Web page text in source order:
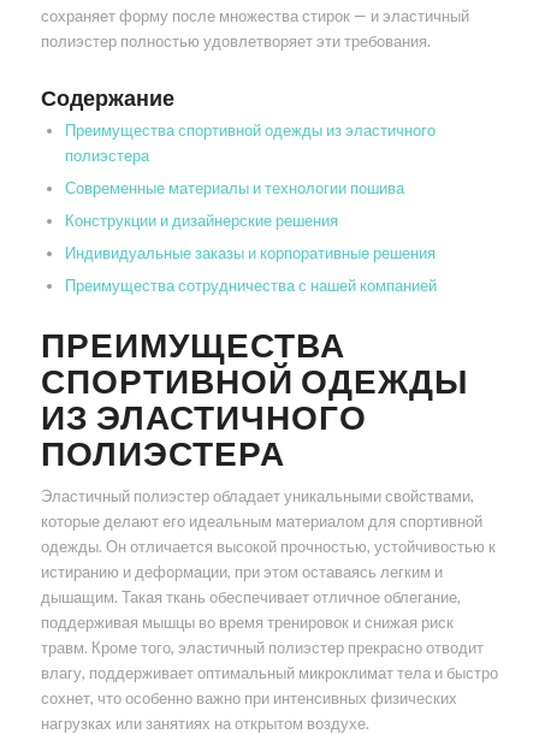
сохраняет форму после множества стирок — и эластичный
полиэстер полностью удовлетворяет эти требования.
Содержание
Преимущества спортивной одежды из эластичного
полиэстера
Современные материалы и технологии пошива
Конструкции и дизайнерские решения
Индивидуальные заказы и корпоративные решения
Преимущества сотрудничества с нашей компанией
ПРЕИМУЩЕСТВА
СПОРТИВНОЙ ОДЕЖДЫ
ИЗ ЭЛАСТИЧНОГО
ПОЛИЭСТЕРА
Эластичный полиэстер обладает уникальными свойствами,
которые делают его идеальным материалом для спортивной
одежды. Он отличается высокой прочностью, устойчивостью к
истиранию и деформации, при этом оставаясь легким и
дышащим. Такая ткань обеспечивает отличное облегание,
поддерживая мышцы во время тренировок и снижая риск
травм. Кроме того, эластичный полиэстер прекрасно отводит
влагу, поддерживает оптимальный микроклимат тела и быстро
сохнет, что особенно важно при интенсивных физических
нагрузках или занятиях на открытом воздухе.